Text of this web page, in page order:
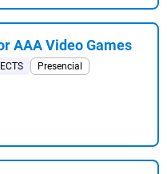
AAA Video Games
Presencial